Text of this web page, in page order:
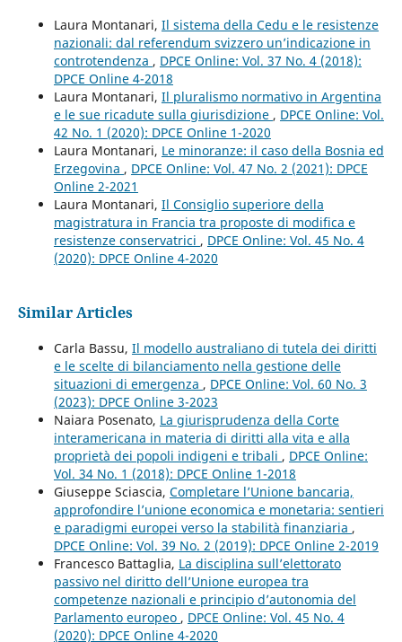
Laura Montanari, Il sistema della Cedu e le resistenze
nazionali: dal referendum svizzero un’indicazione in
controtendenza , DPCE Online: Vol. 37 No. 4 (2018):
DPCE Online 4-2018
Laura Montanari, Il pluralismo normativo in Argentina
e le sue ricadute sulla giurisdizione , DPCE Online: Vol.
42 No. 1 (2020): DPCE Online 1-2020
Laura Montanari, Le minoranze: il caso della Bosnia ed
Erzegovina , DPCE Online: Vol. 47 No. 2 (2021): DPCE
Online 2-2021
Laura Montanari, Il Consiglio superiore della
magistratura in Francia tra proposte di modifica e
resistenze conservatrici , DPCE Online: Vol. 45 No. 4
(2020): DPCE Online 4-2020
Similar Articles
Carla Bassu, Il modello australiano di tutela dei diritti
e le scelte di bilanciamento nella gestione delle
situazioni di emergenza , DPCE Online: Vol. 60 No. 3
(2023): DPCE Online 3-2023
Naiara Posenato, La giurisprudenza della Corte
interamericana in materia di diritti alla vita e alla
proprietà dei popoli indigeni e tribali , DPCE Online:
Vol. 34 No. 1 (2018): DPCE Online 1-2018
Giuseppe Sciascia, Completare l’Unione bancaria,
approfondire l’unione economica e monetaria: sentieri
e paradigmi europei verso la stabilità finanziaria ,
DPCE Online: Vol. 39 No. 2 (2019): DPCE Online 2-2019
Francesco Battaglia, La disciplina sull’elettorato
passivo nel diritto dell’Unione europea tra
competenze nazionali e principio d’autonomia del
Parlamento europeo , DPCE Online: Vol. 45 No. 4
(2020): DPCE Online 4-2020